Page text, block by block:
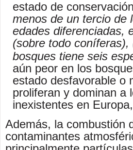
estado de
menos de un tercio de
edades diferenciadas,
(sobre todo
bosques tiene seis
aún peor en los
estado desfavorable o
proliferan y dominan a
inexistentes en
Además, la combustión
contaminantes